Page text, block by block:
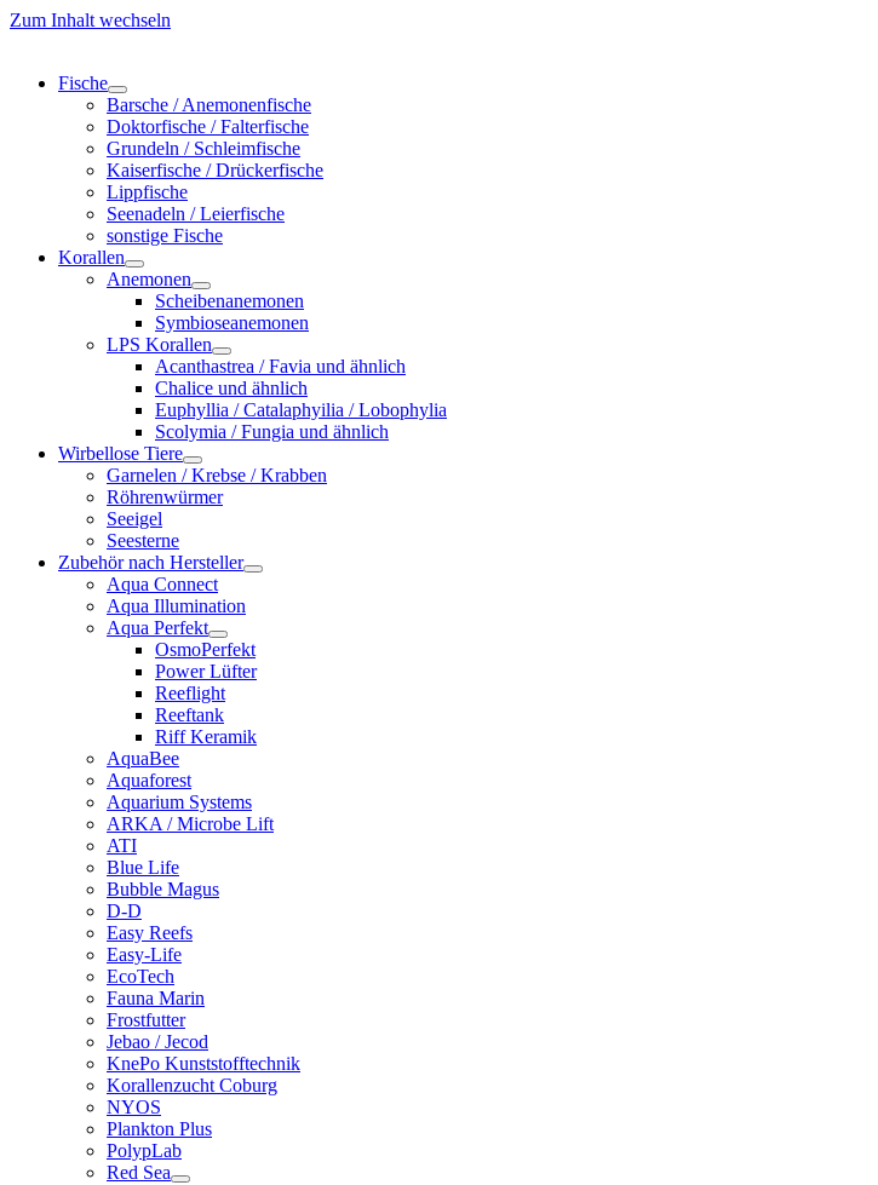
Zum Inhalt wechseln
Fische
Barsche / Anemonenfische
Doktorfische / Falterfische
Grundeln / Schleimfische
Kaiserfische / Drückerfische
Lippfische
Seenadeln / Leierfische
sonstige Fische
Korallen
Anemonen
Scheibenanemonen
Symbioseanemonen
LPS Korallen
Acanthastrea / Favia und ähnlich
Chalice und ähnlich
Euphyllia / Catalaphyilia / Lobophylia
Scolymia / Fungia und ähnlich
Wirbellose Tiere
Garnelen / Krebse / Krabben
Röhrenwürmer
Seeigel
Seesterne
Zubehör nach Hersteller
Aqua Connect
Aqua Illumination
Aqua Perfekt
OsmoPerfekt
Power Lüfter
Reeflight
Reeftank
Riff Keramik
AquaBee
Aquaforest
Aquarium Systems
ARKA / Microbe Lift
ATI
Blue Life
Bubble Magus
D-D
Easy Reefs
Easy-Life
EcoTech
Fauna Marin
Frostfutter
Jebao / Jecod
KnePo Kunststofftechnik
Korallenzucht Coburg
NYOS
Plankton Plus
PolypLab
Red Sea